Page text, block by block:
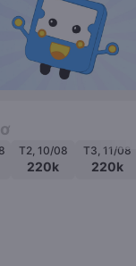
T2, 10/08
220k
T3, 11/08
220k